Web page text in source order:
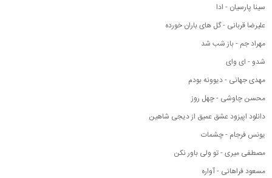
سینا پارسیان - ادا
علیرضا قربانی - گل های باران خورده
مهراد جم - باز شب شد
شدو - ای وای
مهدی جهانی - دیوونه بودم
محسن چاوشی - چهل روز
دانلود اپیزود عشق عمیق از دیجی شاهین
یونس فرجام - چشمات
مصطفی میری - تو ولی باور نکن
مسعود فراهانی - آواره